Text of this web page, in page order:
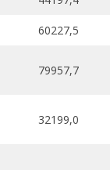
60227,5
79957,7
32199,0